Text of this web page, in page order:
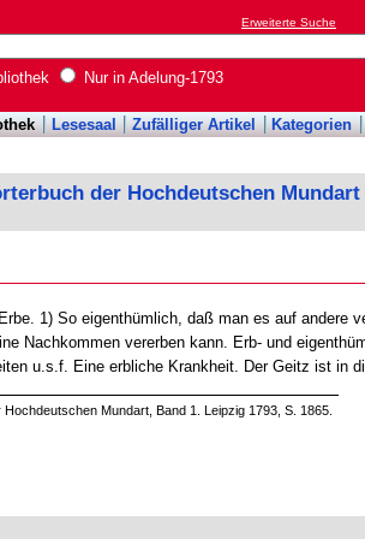
Erweiterte Suche
Nur in Adelung-1793
Lesesaal Zufälliger Artikel Kategorien
der Hochdeutschen Mundart
1) So eigenthümlich, daß man es auf andere
Nachkommen vererben kann. Erb- und
u.s.f. Eine erbliche Krankheit. Der Geitz ist in
Mundart, Band 1. Leipzig 1793, S. 1865.